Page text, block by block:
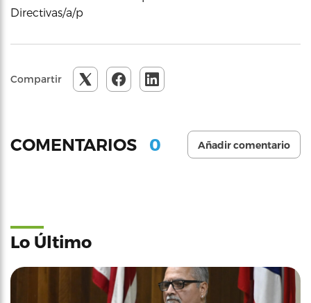
Directivas/a/p
Compartir
COMENTARIOS 0 Añadir comentario
Lo Último